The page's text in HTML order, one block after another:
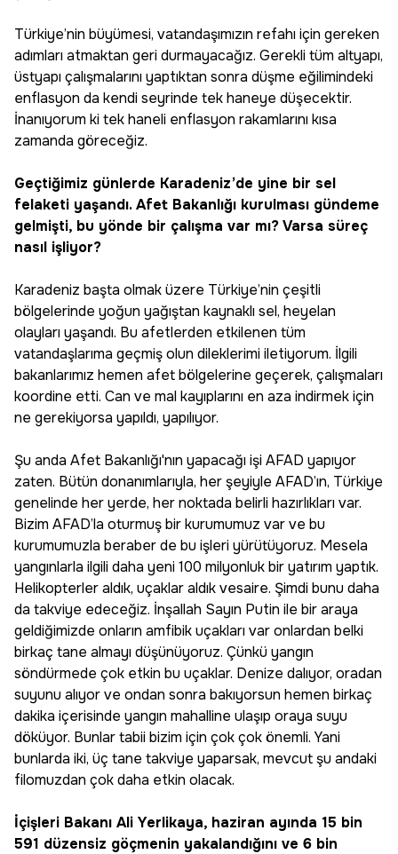
Türkiye’nin büyümesi, vatandaşımızın refahı için gereken
adımları atmaktan geri durmayacağız. Gerekli tüm altyapı,
üstyapı çalışmalarını yaptıktan sonra düşme eğilimindeki
enflasyon da kendi seyrinde tek haneye düşecektir.
İnanıyorum ki tek haneli enflasyon rakamlarını kısa
zamanda göreceğiz.
Geçtiğimiz günlerde Karadeniz’de yine bir sel
felaketi yaşandı. Afet Bakanlığı kurulması gündeme
gelmişti, bu yönde bir çalışma var mı? Varsa süreç
nasıl işliyor?
Karadeniz başta olmak üzere Türkiye’nin çeşitli
bölgelerinde yoğun yağıştan kaynaklı sel, heyelan
olayları yaşandı. Bu afetlerden etkilenen tüm
vatandaşlarıma geçmiş olun dileklerimi iletiyorum. İlgili
bakanlarımız hemen afet bölgelerine geçerek, çalışmaları
koordine etti. Can ve mal kayıplarını en aza indirmek için
ne gerekiyorsa yapıldı, yapılıyor.
Şu anda Afet Bakanlığı'nın yapacağı işi AFAD yapıyor
zaten. Bütün donanımlarıyla, her şeyiyle AFAD’ın, Türkiye
genelinde her yerde, her noktada belirli hazırlıkları var.
Bizim AFAD’la oturmuş bir kurumumuz var ve bu
kurumumuzla beraber de bu işleri yürütüyoruz. Mesela
yangınlarla ilgili daha yeni 100 milyonluk bir yatırım yaptık.
Helikopterler aldık, uçaklar aldık vesaire. Şimdi bunu daha
da takviye edeceğiz. İnşallah Sayın Putin ile bir araya
geldiğimizde onların amfibik uçakları var onlardan belki
birkaç tane almayı düşünüyoruz. Çünkü yangın
söndürmede çok etkin bu uçaklar. Denize dalıyor, oradan
suyunu alıyor ve ondan sonra bakıyorsun hemen birkaç
dakika içerisinde yangın mahalline ulaşıp oraya suyu
döküyor. Bunlar tabii bizim için çok çok önemli. Yani
bunlarda iki, üç tane takviye yaparsak, mevcut şu andaki
filomuzdan çok daha etkin olacak.
İçişleri Bakanı Ali Yerlikaya, haziran ayında 15 bin
591 düzensiz göçmenin yakalandığını ve 6 bin